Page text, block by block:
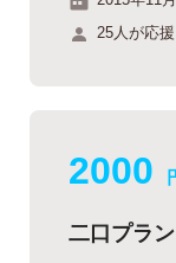
25人が応
2000
二口プラン